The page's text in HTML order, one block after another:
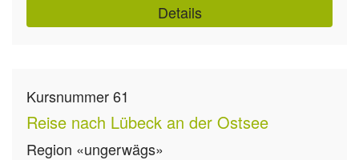
Details
Kursnummer61
Reise nach Lübeck an der Ostsee
Region «ungerwägs»